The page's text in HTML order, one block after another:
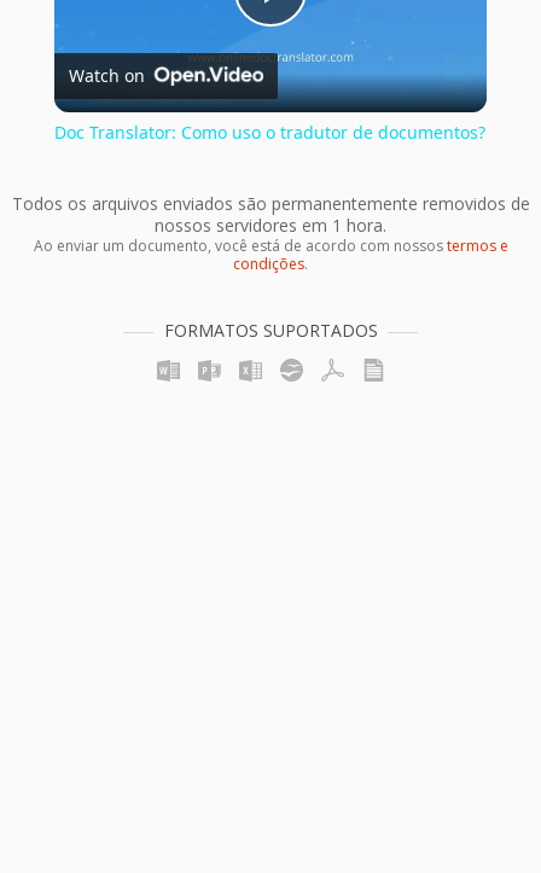
Play
Video
Watch on
Doc Translator: Como uso o tradutor de documentos?
Todos os arquivos enviados são permanentemente removidos de
nossos servidores em 1 hora.
Ao enviar um documento, você está de acordo com nossostermos e
condições.
FORMATOS SUPORTADOS